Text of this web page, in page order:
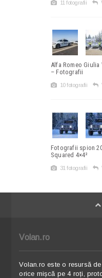
11 fotografii
Alfa Romeo
– Fotografii
10 fotografii
Fotografii spion
Squared 4×4²
31 fotografii
Volan.ro
Volan.ro este o resursă
orice mișcă pe 4 roți,